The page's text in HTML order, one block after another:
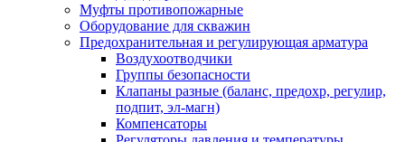
Муфты противопожарные
Оборудование для скважин
Предохранительная и регулирующая арматура
Воздухоотводчики
Группы безопасности
Клапаны разные (баланс, предохр, регулир,
подпит, эл-магн)
Компенсаторы